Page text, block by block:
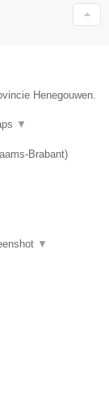
Henegouwen.
▼
Brabant)
▼